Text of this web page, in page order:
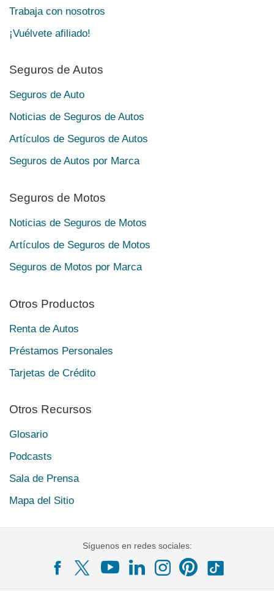
Trabaja con nosotros
¡Vuélvete afiliado!
Seguros de Autos
Seguros de Auto
Noticias de Seguros de Autos
Artículos de Seguros de Autos
Seguros de Autos por Marca
Seguros de Motos
Noticias de Seguros de Motos
Artículos de Seguros de Motos
Seguros de Motos por Marca
Otros Productos
Renta de Autos
Préstamos Personales
Tarjetas de Crédito
Otros Recursos
Glosario
Podcasts
Sala de Prensa
Mapa del Sitio
Síguenos en redes sociales: